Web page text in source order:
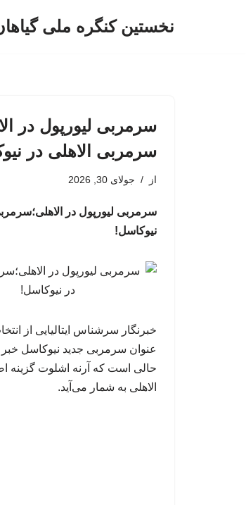
نخستین کنگره ملی
سرمربی لیورپول در
سرمربی الاهلی در
از جولای 30, 2026
سرمربی لیورپول در
نیوکاسل!
خبرنگار سرشناس ایتالیایی از
عنوان سرمربی جدید نیوکاسل خبر
حالی است که آرنه اشلوت گزینه
الاهلی به شمار می‌آید.